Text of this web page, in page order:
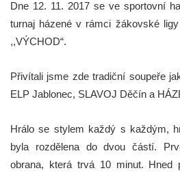
Dne 12. 11. 2017 se ve sportovní
turnaj házené v rámci žákovské
,,VÝCHOD“.
Přivítali jsme zde tradiční soupeře
ELP Jablonec, SLAVOJ Děčín a
Hrálo se stylem každý s každým,
byla rozdělena do dvou částí.
obrana, která trvá 10 minut. Hned